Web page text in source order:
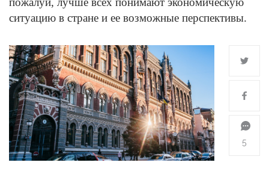
ситуацию в стране и ее возможные перспективы.
5